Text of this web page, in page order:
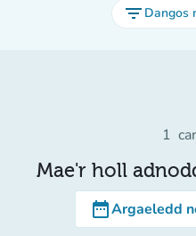
filter_list Dangos
1
Mae'r holl
date_rangeArgaeledd